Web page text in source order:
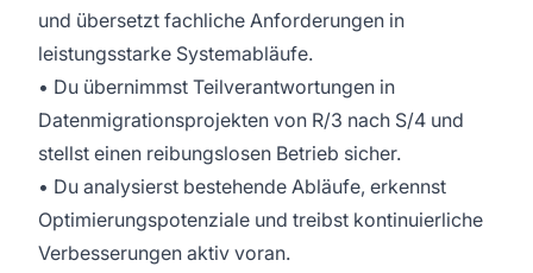
und übersetzt fachliche Anforderungen in
leistungsstarke Systemabläufe.
• Du übernimmst Teilverantwortungen in
Datenmigrationsprojekten von R/3 nach S/4 und
stellst einen reibungslosen Betrieb sicher.
• Du analysierst bestehende Abläufe, erkennst
Optimierungspotenziale und treibst kontinuierliche
Verbesserungen aktiv voran.